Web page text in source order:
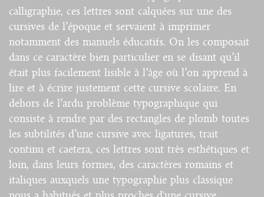
calligraphie, ces lettres sont calquées sur une des
cursives de l’époque et servaient à imprimer
notamment des manuels éducatifs. On les composait
dans ce caractère bien particulier en se disant qu’il
était plus facilement lisible à l’âge où l’on apprend à
lire et à écrire justement cette cursive scolaire. En
dehors de l’ardu problème typographique qui
consiste à rendre par des rectangles de plomb toutes
les subtilités d’une cursive avec ligatures, trait
continu et caetera, ces lettres sont très esthétiques et
loin, dans leurs formes, des caractères romains et
italiques auxquels une typographie plus classique